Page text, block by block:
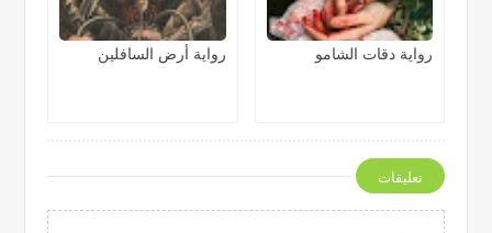
رواية دقات الشامو رواية أرض السافلين
تعليقات